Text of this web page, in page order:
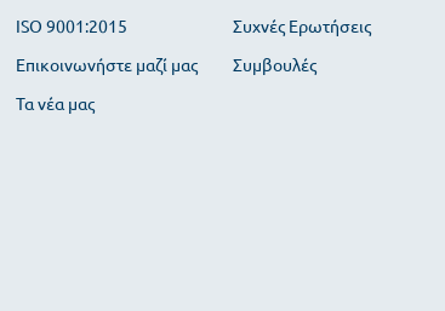
ISO 9001:2015
Επικοινωνήστε μαζί μας
Τα νέα μας
Συχνές Ερωτήσεις
Συμβουλές